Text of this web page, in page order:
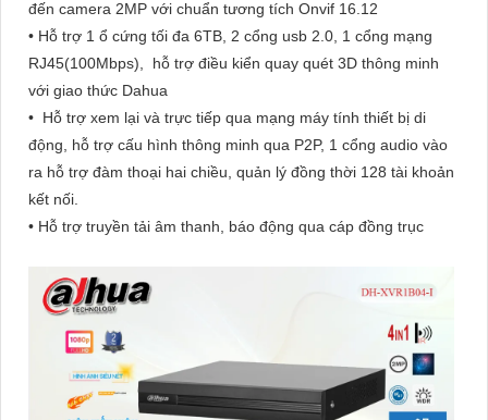
đến camera 2MP với chuẩn tương tích Onvif 16.12
• Hỗ trợ 1 ổ cứng tối đa 6TB, 2 cổng usb 2.0, 1 cổng mạng
RJ45(100Mbps), hỗ trợ điều kiển quay quét 3D thông minh
với giao thức Dahua
• Hỗ trợ xem lại và trực tiếp qua mạng máy tính thiết bị di
động, hỗ trợ cấu hình thông minh qua P2P, 1 cổng audio vào
ra hỗ trợ đàm thoại hai chiều, quản lý đồng thời 128 tài khoản
kết nối.
• Hỗ trợ truyền tải âm thanh, báo động qua cáp đồng trục